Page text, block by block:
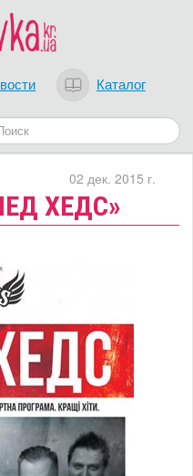
Каталог
ХЕДС»
02 дек. 2015 г.